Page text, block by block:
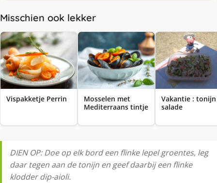
Misschien ook lekker
Vispakketje Perrin
Mosselen met
Mediterraans tintje
Vakantie : tonijn
salade
DIEN OP: Doe op elk bord een flinke lepel groentes, leg
daar tegen aan de tonijn en geef daarbij een flinke
klodder dip-aioli.